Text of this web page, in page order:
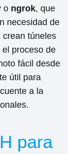
o ngrok, que
necesidad de
crean túneles
proceso de
fácil desde
útil para
a la
para